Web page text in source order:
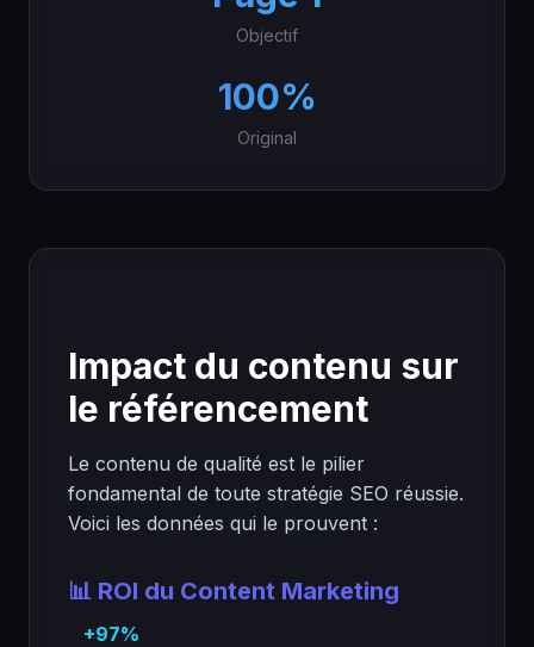
Objectif
100%
Original
Impact du contenu sur
le référencement
Le contenu de qualité est le pilier
fondamental de toute stratégie SEO réussie.
Voici les données qui le prouvent :
📊 ROI du Content Marketing
+97%